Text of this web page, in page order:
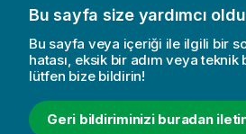
Bu sayfa size yardımcı
Bu sayfa veya içeriği ile ilgili bir
hatası, eksik bir adım veya teknik
lütfen bize bildirin!
Geri bildiriminizi buradan